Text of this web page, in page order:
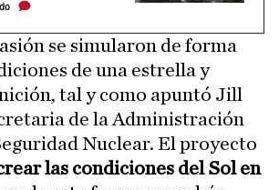
se simularon de forma
de una estrella y
tal y como apuntó Jill
de la Administración
Nuclear. El proyecto
las condiciones del Sol en